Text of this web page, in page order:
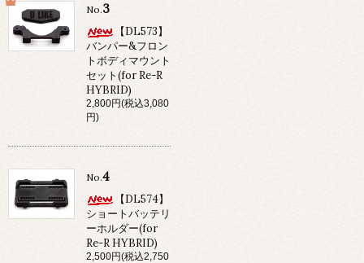
No.3
【DL573】
バンパー&フロン
トボディマウント
セット(for Re-R
HYBRID)
2,800円(税込3,080
円)
No.4
【DL574】
ショートバッテリ
ーホルダー(for
Re-R HYBRID)
2,500円(税込2,750